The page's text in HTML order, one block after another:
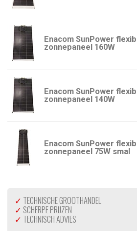
Enacom SunPower
zonnepaneel 160W
Enacom SunPower
zonnepaneel 140W
Enacom SunPower
zonnepaneel 75W smal
✓ TECHNISCHE GROOTHANDEL
✓ SCHERPE PRIJZEN
✓ TECHNISCH ADVIES